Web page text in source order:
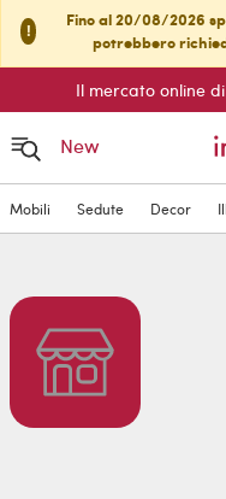
!
Fino al 20/08/2026
potrebbero
Il mercato online
New
Mobili Sedute Decor